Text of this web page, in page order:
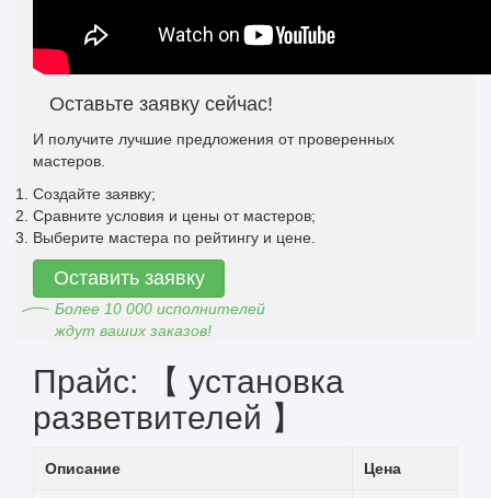
Оставьте заявку сейчас!
И получите лучшие предложения от проверенных
мастеров.
Создайте заявку;
Сравните условия и цены от мастеров;
Выберите мастера по рейтингу и цене.
Оставить заявку
Более 10 000 исполнителей
ждут ваших заказов!
Прайс: 【 установка
разветвителей 】
Описание Цена